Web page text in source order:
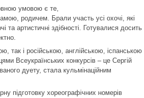
умовою є те,
родичем. Брали участь усі охочі, які
артистичні здібності. Готувалися досить
так і російською, англійською, іспанською
Всеукраїнських конкурсів – це Сергій
дуету, стала кульмінаційним
підготовку хореографічних номерів